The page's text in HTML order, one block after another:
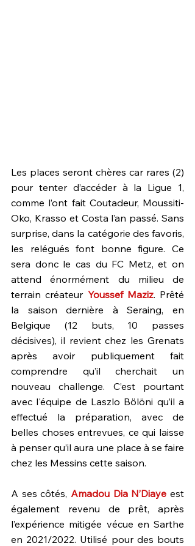
Les places seront chères car rares (2)
pour tenter d’accéder à la Ligue 1,
comme l’ont fait Coutadeur, Moussiti-
Oko, Krasso et Costa l’an passé. Sans
surprise, dans la catégorie des favoris,
les relégués font bonne figure. Ce
sera donc le cas du FC Metz, et on
attend énormément du milieu de
terrain créateur Youssef Maziz. Prêté
la saison dernière à Seraing, en
Belgique (12 buts, 10 passes
décisives), il revient chez les Grenats
après avoir publiquement fait
comprendre qu’il cherchait un
nouveau challenge. C’est pourtant
avec l'équipe de Laszlo Bölöni qu’il a
effectué la préparation, avec de
belles choses entrevues, ce qui laisse
à penser qu’il aura une place à se faire
chez les Messins cette saison.
A ses côtés, Amadou Dia N’Diaye est
également revenu de prêt, après
l’expérience mitigée vécue en Sarthe
en 2021/2022. Utilisé pour des bouts